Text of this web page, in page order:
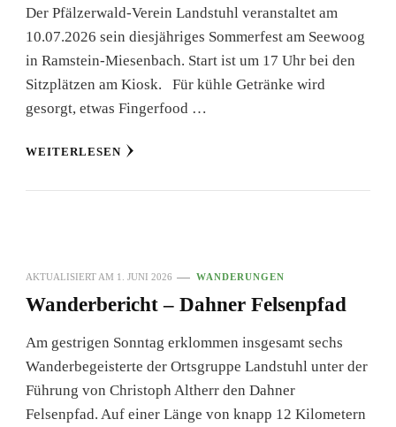
Der Pfälzerwald-Verein Landstuhl veranstaltet am
10.07.2026 sein diesjähriges Sommerfest am Seewoog
in Ramstein-Miesenbach. Start ist um 17 Uhr bei den
Sitzplätzen am Kiosk. Für kühle Getränke wird
gesorgt, etwas Fingerfood …
WEITERLESEN
AKTUALISIERT AM 1. JUNI 2026 WANDERUNGEN
Wanderbericht – Dahner Felsenpfad
Am gestrigen Sonntag erklommen insgesamt sechs
Wanderbegeisterte der Ortsgruppe Landstuhl unter der
Führung von Christoph Altherr den Dahner
Felsenpfad. Auf einer Länge von knapp 12 Kilometern